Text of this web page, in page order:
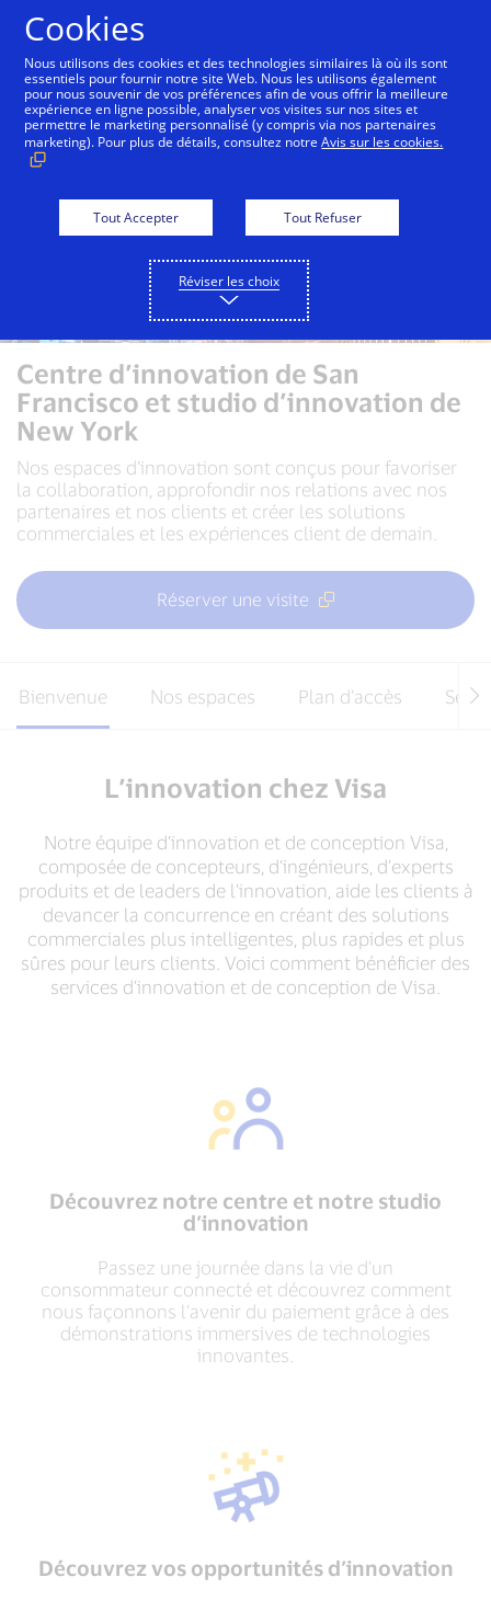
Centre d’innovation de San
Francisco et studio d’innovation de
New York
Nos espaces d’innovation sont conçus pour favoriser
la collaboration, approfondir nos relations avec nos
partenaires et nos clients et créer les solutions
commerciales et les expériences client de demain.
Réserver une visite
Bienvenue Nos espaces Plan d’accès Se
L’innovation chez Visa
Notre équipe d’innovation et de conception Visa,
composée de concepteurs, d’ingénieurs, d’experts
produits et de leaders de l’innovation, aide les clients à
devancer la concurrence en créant des solutions
commerciales plus intelligentes, plus rapides et plus
sûres pour leurs clients. Voici comment bénéficier des
services d’innovation et de conception de Visa.
Découvrez notre centre et notre studio
d’innovation
Passez une journée dans la vie d’un
consommateur connecté et découvrez comment
nous façonnons l’avenir du paiement grâce à des
démonstrations immersives de technologies
innovantes.
Découvrez vos opportunités d’innovation
Cookies
Nous utilisons des cookies et des technologies similaires là où ils sont
essentiels pour fournir notre site Web. Nous les utilisons également
pour nous souvenir de vos préférences afin de vous offrir la meilleure
expérience en ligne possible, analyser vos visites sur nos sites et
permettre le marketing personnalisé (y compris via nos partenaires
marketing). Pour plus de détails, consultez notreAvis sur les cookies.
Tout Accepter Tout Refuser
Réviser les choix